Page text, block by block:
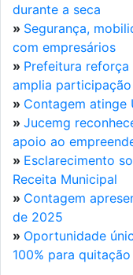
durante a seca
» Segurança,
com empresários
» Prefeitura
amplia
» Contagem atinge
» Jucemg
apoio ao
» Esclarecimento
Receita Municipal
» Contagem
de 2025
» Oportunidade
100% para